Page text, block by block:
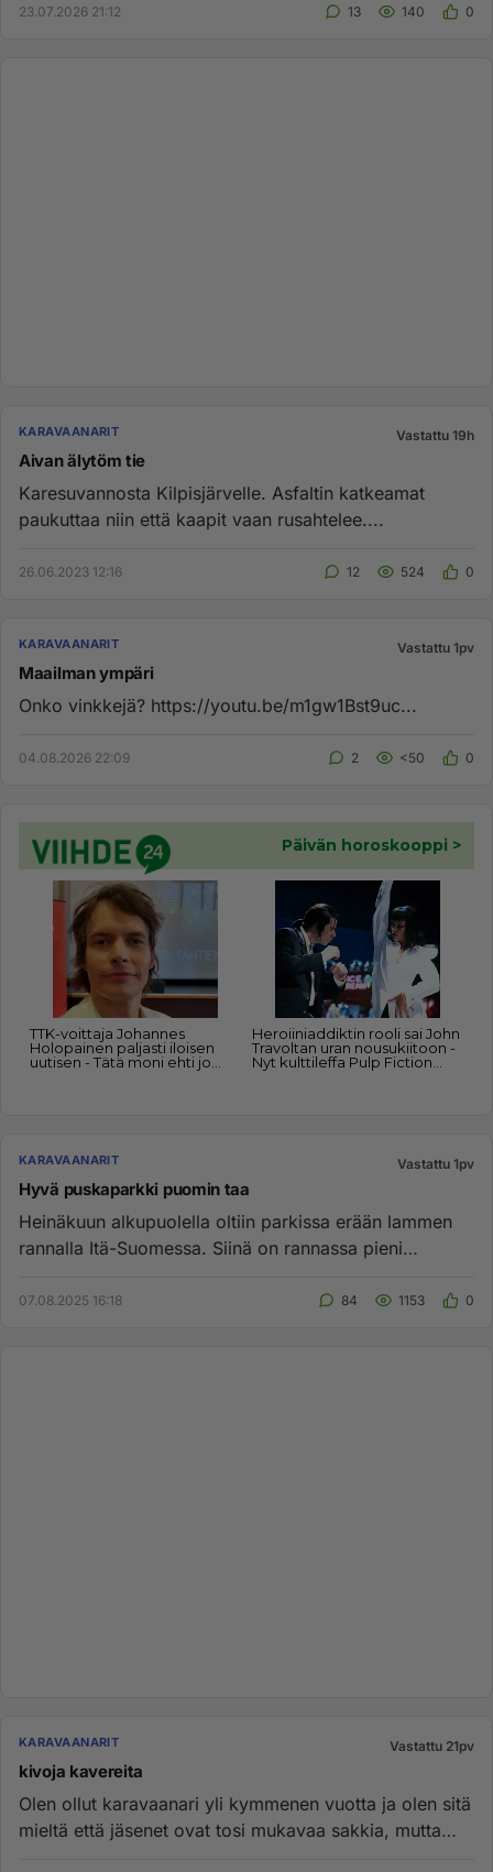
23.07.2026 21:12 13 140 0
KARAVAANARIT Vastattu 19h
Aivan älytöm tie
Karesuvannosta Kilpisjärvelle. Asfaltin katkeamat
paukuttaa niin että kaapit vaan rusahtelee....
26.06.2023 12:16 12 524 0
KARAVAANARIT Vastattu 1pv
Maailman ympäri
Onko vinkkejä? https://youtu.be/m1gw1Bst9uc...
04.08.2026 22:09 2 <50 0
KARAVAANARIT Vastattu 1pv
Hyvä puskaparkki puomin taa
Heinäkuun alkupuolella oltiin parkissa erään lammen
rannalla Itä-Suomessa. Siinä on rannassa pieni
07.08.2025 16:18 84 1153 0
KARAVAANARIT Vastattu 21pv
kivoja kavereita
Olen ollut karavaanari yli kymmenen vuotta ja olen sitä
mieltä että jäsenet ovat tosi mukavaa sakkia, mutta